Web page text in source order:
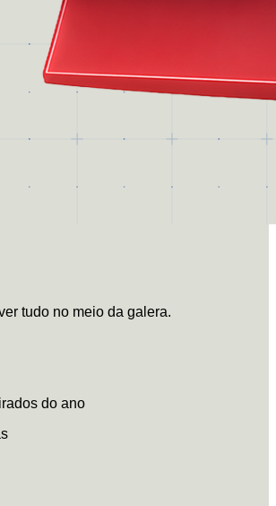
tudo no meio da galera.
do ano